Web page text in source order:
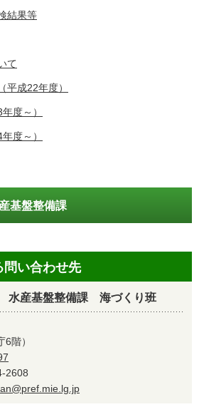
結果等
て
平成22年度）
度～）
度～）
基盤整備課
問い合わせ先
産基盤整備課 海づくり班
階）
2608